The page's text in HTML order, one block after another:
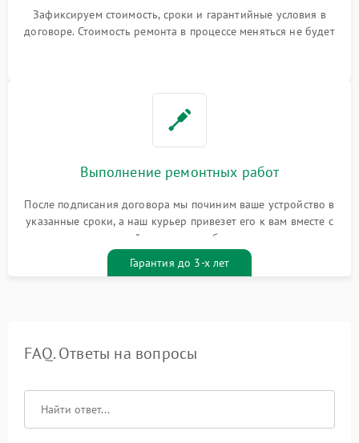
Зафиксируем стоимость, сроки и гарантийные условия в
договоре. Стоимость ремонта в процессе меняться не будет
Выполнение ремонтных работ
После подписания договора мы починим ваше устройство в
указанные сроки, а наш курьер привезет его к вам вместе с
гарантийным талоном бесплатно
Гарантия до 3-х лет
FAQ. Ответы на вопросы